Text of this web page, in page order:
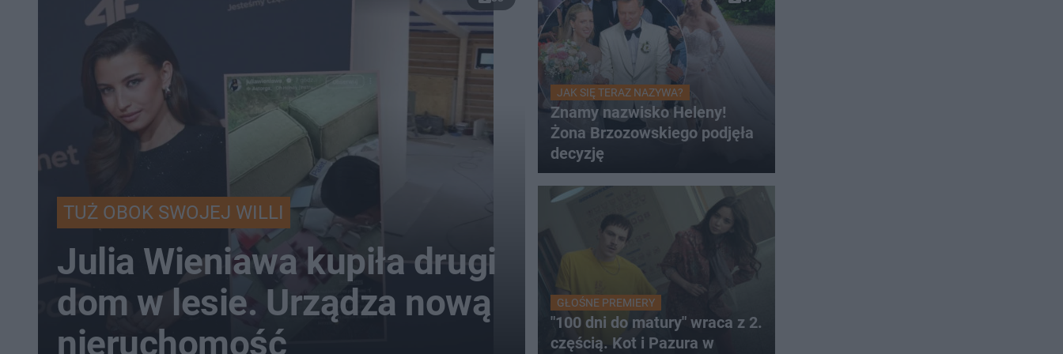
TUŻ OBOK SWOJEJ WILLI
Julia Wieniawa kupiła drugi
dom w lesie. Urządza nową
nieruchomość
JAK SIĘ TERAZ NAZYWA?
Znamy nazwisko Heleny!
Żona Brzozowskiego podjęła
decyzję
GŁOŚNE PREMIERY
"100 dni do matury" wraca z 2.
częścią. Kot i Pazura w